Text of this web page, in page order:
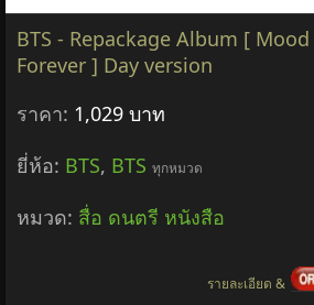
BTS - Repackage Album [
Forever ] Day version
ราคา: 1,029 บาท
ยี่ห้อ: BTS, BTS ทุกหมวด
หมวด: สื่อ ดนตรี หนังสือ
รายละเอียด &